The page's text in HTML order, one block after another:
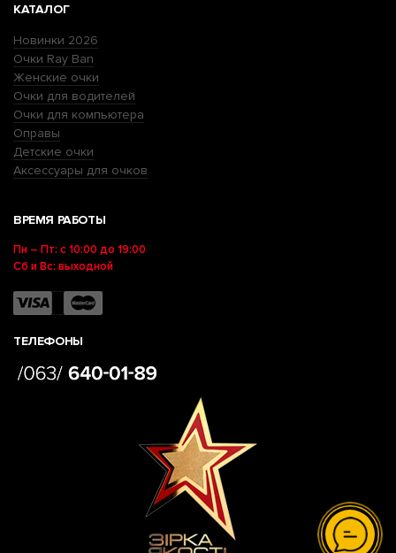
КАТАЛОГ
Новинки 2026
Очки Ray Ban
Женские очки
Очки для водителей
Очки для компьютера
Оправы
Детские очки
Аксессуары для очков
ВРЕМЯ РАБОТЫ
Пн – Пт: с 10:00 до 19:00
Сб и Вс: выходной
ТЕЛЕФОНЫ